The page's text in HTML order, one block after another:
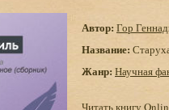
Автор: Гор
Название:
Жанр: Научная
Читать книгу